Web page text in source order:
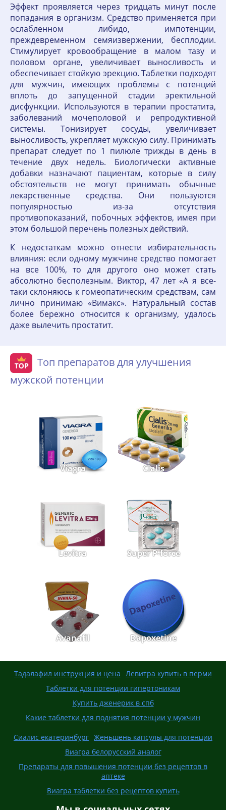
Эффект проявляется через тридцать минут после
попадания в организм. Средство применяется при
ослабленном либидо, импотенции,
преждевременном семяизвержении, бесплодии.
Стимулирует кровообращение в малом тазу и
половом органе, увеличивает выносливость и
обеспечивает стойкую эрекцию. Таблетки подходят
для мужчин, имеющих проблемы с потенций
вплоть до запущенной стадии эректильной
дисфункции. Используются в терапии простатита,
заболеваний мочеполовой и репродуктивной
системы. Тонизирует сосуды, увеличивает
выносливость, укрепляет мужскую силу. Принимать
препарат следует по 1 пилюле трижды в день в
течение двух недель. Биологически активные
добавки назначают пациентам, которые в силу
обстоятельств не могут принимать обычные
лекарственные средства. Они пользуются
популярностью из-за отсутствия
противопоказаний, побочных эффектов, имея при
этом большой перечень полезных действий.
К недостаткам можно отнести избирательность
влияния: если одному мужчине средство помогает
на все 100%, то для другого оно может стать
абсолютно бесполезным. Виктор, 47 лет «А я все-
таки склоняюсь к гомеопатическим средствам, сам
лично принимаю «Вимакс». Натуральный состав
более бережно относится к организму, удалось
даже вылечить простатит.
Топ препаратов для улучшения
мужской потенции
Viagra Cialis
Levitra Super P-force
Avanafil Dapoxetine
Тадалафил инструкция и цена Левитра купить в перми
Таблетки для потенции гипертоникам
Купить дженерик в спб
Какие таблетки для поднятия потенции у мужчин
Сиалис екатеринбург Женьшень капсулы для потенции
Виагра белорусский аналог
Препараты для повышения потенции без рецептов в
аптеке
Виагра таблетки без рецептов купить